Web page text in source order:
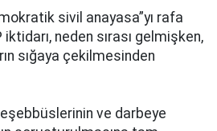
sivil anayasa”yı rafa
iktidarı, neden sırası gelmişken,
sığaya çekilmesinden
ve darbeye